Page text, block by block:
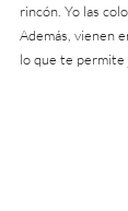
rincón. Yo las
Además, vienen
lo que te permite